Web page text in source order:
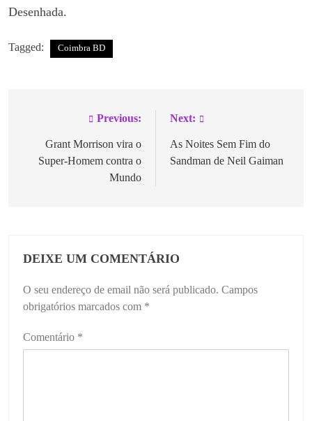
Desenhada.
Tagged: Coimbra BD
Previous:
Grant Morrison vira o
Super-Homem contra o
Mundo
Next:
As Noites Sem Fim do
Sandman de Neil Gaiman
DEIXE UM COMENTÁRIO
O seu endereço de email não será publicado. Campos
obrigatórios marcados com *
Comentário *